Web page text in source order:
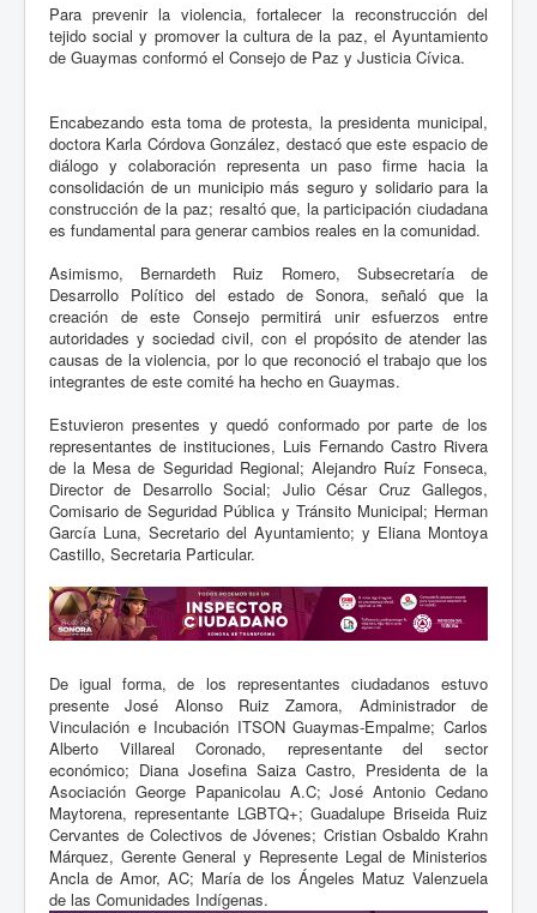
Para prevenir la violencia, fortalecer la reconstrucción del
tejido social y promover la cultura de la paz, el Ayuntamiento
de Guaymas conformó el Consejo de Paz y Justicia Cívica.
Encabezando esta toma de protesta, la presidenta municipal,
doctora Karla Córdova González, destacó que este espacio de
diálogo y colaboración representa un paso firme hacia la
consolidación de un municipio más seguro y solidario para la
construcción de la paz; resaltó que, la participación ciudadana
es fundamental para generar cambios reales en la comunidad.
Asimismo, Bernardeth Ruiz Romero, Subsecretaría de
Desarrollo Político del estado de Sonora, señaló que la
creación de este Consejo permitirá unir esfuerzos entre
autoridades y sociedad civil, con el propósito de atender las
causas de la violencia, por lo que reconoció el trabajo que los
integrantes de este comité ha hecho en Guaymas.
Estuvieron presentes y quedó conformado por parte de los
representantes de instituciones, Luis Fernando Castro Rivera
de la Mesa de Seguridad Regional; Alejandro Ruíz Fonseca,
Director de Desarrollo Social; Julio César Cruz Gallegos,
Comisario de Seguridad Pública y Tránsito Municipal; Herman
García Luna, Secretario del Ayuntamiento; y Eliana Montoya
Castillo, Secretaria Particular.
De igual forma, de los representantes ciudadanos estuvo
presente José Alonso Ruiz Zamora, Administrador de
Vinculación e Incubación ITSON Guaymas-Empalme; Carlos
Alberto Villareal Coronado, representante del sector
económico; Diana Josefina Saiza Castro, Presidenta de la
Asociación George Papanicolau A.C; José Antonio Cedano
Maytorena, representante LGBTQ+; Guadalupe Briseida Ruiz
Cervantes de Colectivos de Jóvenes; Cristian Osbaldo Krahn
Márquez, Gerente General y Represente Legal de Ministerios
Ancla de Amor, AC; María de los Ángeles Matuz Valenzuela
de las Comunidades Indígenas.